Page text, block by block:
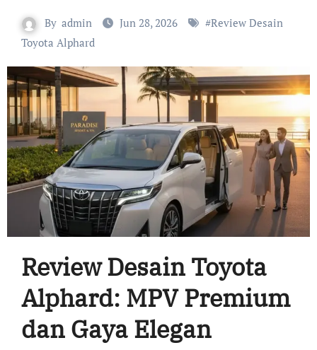
By admin Jun 28, 2026 #Review Desain
Toyota Alphard
Review Desain Toyota
Alphard: MPV Premium
dan Gaya Elegan